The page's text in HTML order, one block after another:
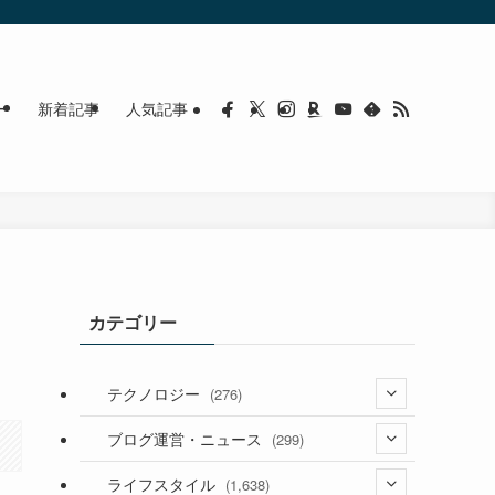
新着記事 人気記事
カテゴリー
テクノロジー (276)
(36)
(187)
ブログ運営・ニュース (299)
(118)
ライフスタイル (1,638)